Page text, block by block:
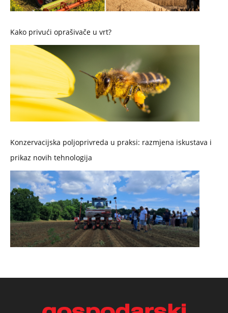
Kako privući oprašivače u vrt?
Konzervacijska poljoprivreda u praksi: razmjena iskustava i
prikaz novih tehnologija